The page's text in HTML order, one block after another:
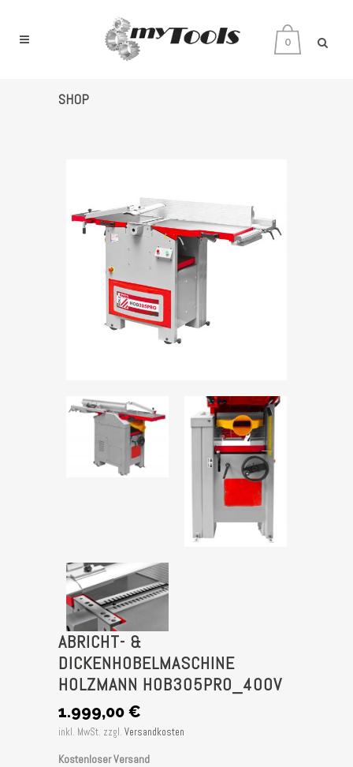
0
SHOP
ABRICHT- &
DICKENHOBELMASCHINE
HOLZMANN HOB305PRO_400V
1.999,00 €
inkl. MwSt. zzgl. Versandkosten
Kostenloser Versand